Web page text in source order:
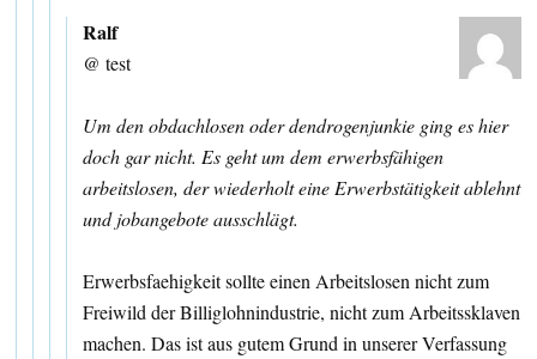
Ralf
@ test
Um den obdachlosen oder dendrogenjunkie ging es hier
doch gar nicht. Es geht um dem erwerbsfähigen
arbeitslosen, der wiederholt eine Erwerbstätigkeit ablehnt
und jobangebote ausschlägt.
Erwerbsfaehigkeit sollte einen Arbeitslosen nicht zum
Freiwild der Billiglohnindustrie, nicht zum Arbeitssklaven
machen. Das ist aus gutem Grund in unserer Verfassung